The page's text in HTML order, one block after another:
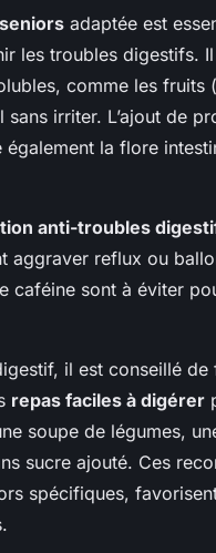
adaptée est
les troubles digestifs.
comme les
irriter. L’ajout de
la flore
anti-troubles
aggraver reflux ou
caféine sont à éviter
il est conseillé
repas faciles à digérer
soupe de légumes,
sucre ajouté. Ces
spécifiques,